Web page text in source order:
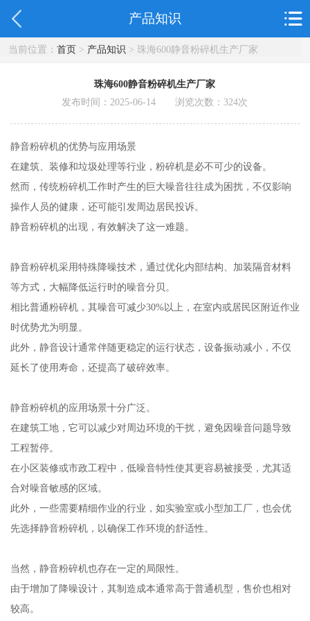
产品知识
当前位置： 首页> 产品知识 > 珠海600静音粉碎机生产厂家
珠海600静音粉碎机生产厂家
发布时间：2025-06-14 浏览次数：324次
静音粉碎机的优势与应用场景
在建筑、装修和垃圾处理等行业，粉碎机是必不可少的设备。
然而，传统粉碎机工作时产生的巨大噪音往往成为困扰，不仅影响
操作人员的健康，还可能引发周边居民投诉。
静音粉碎机的出现，有效解决了这一难题。
静音粉碎机采用特殊降噪技术，通过优化内部结构、加装隔音材料
等方式，大幅降低运行时的噪音分贝。
相比普通粉碎机，其噪音可减少30%以上，在室内或居民区附近作业
时优势尤为明显。
此外，静音设计通常伴随更稳定的运行状态，设备振动减小，不仅
延长了使用寿命，还提高了破碎效率。
静音粉碎机的应用场景十分广泛。
在建筑工地，它可以减少对周边环境的干扰，避免因噪音问题导致
工程暂停。
在小区装修或市政工程中，低噪音特性使其更容易被接受，尤其适
合对噪音敏感的区域。
此外，一些需要精细作业的行业，如实验室或小型加工厂，也会优
先选择静音粉碎机，以确保工作环境的舒适性。
当然，静音粉碎机也存在一定的局限性。
由于增加了降噪设计，其制造成本通常高于普通机型，售价也相对
较高。